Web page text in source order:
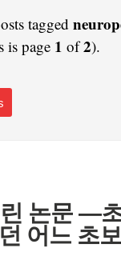
tagged
is page 1 of2).
논문 —
어느 초